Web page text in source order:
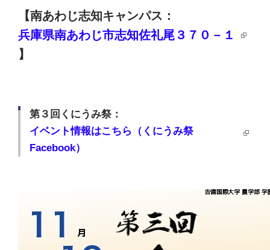
【南あわじ志知キャンパス：
兵庫県南あわじ市志知佐礼尾３７０－１
】
第３回くにうみ祭：
イベント情報はこちら（くにうみ祭
Facebook）